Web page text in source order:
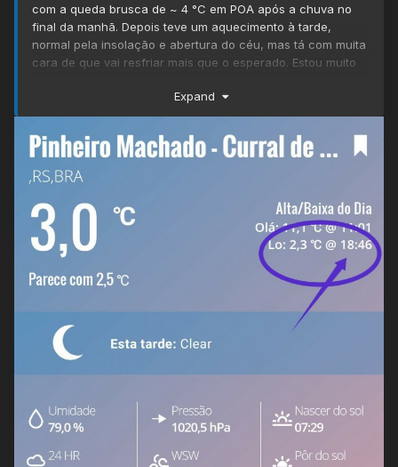
com a queda brusca de ~ 4 °C em POA após a chuva no
final da manhã. Depois teve um aquecimento à tarde,
normal pela insolação e abertura do céu, mas tá com muita
cara de que vai resfriar mais que o esperado. Estou muito
Dados INMET: após a máxima de 16,2 °C no final da manhã,
choveu fraco e teve queda até 12,4 °C, depois subimos a
16,0 °C e às 16h já tínhamos 14,4 °C. Vem surpresa boa
acho!
Expand